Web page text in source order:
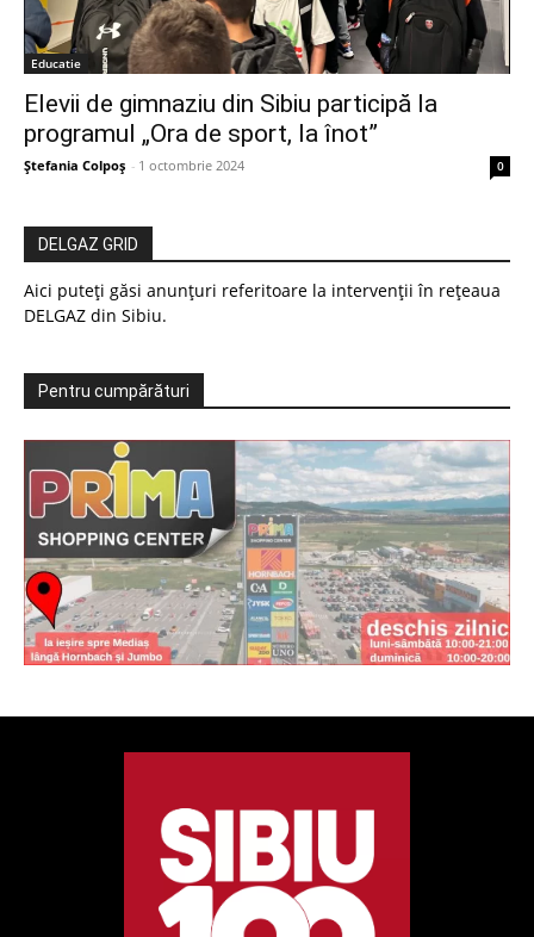
Educatie
Elevii de gimnaziu din Sibiu participă la
programul „Ora de sport, la înot”
Ștefania Colpoș - 1 octombrie 2024 0
DELGAZ GRID
Aici puteți găsi anunțuri referitoare la intervenții în rețeaua
DELGAZ din Sibiu.
Pentru cumpărături